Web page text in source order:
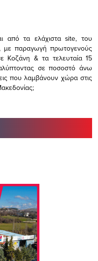
από τα ελάχισταsite, του
, με παραγωγή πρωτογενούς
Κοζάνη & τα τελευταία 15
σε ποσοστό άνω
που λαμβάνουν χώρα στις